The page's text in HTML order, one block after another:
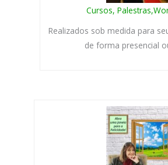
Cursos,
Realizados sob medida para
de forma presencial